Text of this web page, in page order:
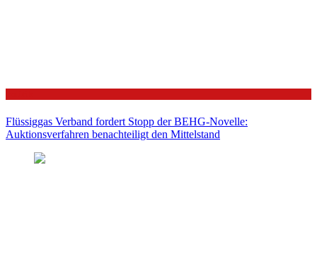
Flüssiggas Verband fordert Stopp der BEHG-Novelle:
Auktionsverfahren benachteiligt den Mittelstand